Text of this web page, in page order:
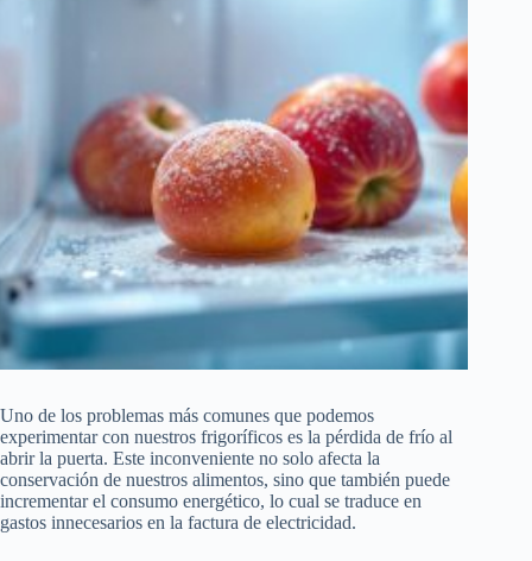
Uno de los problemas más comunes que podemos
experimentar con nuestros frigoríficos es la pérdida de frío al
abrir la puerta. Este inconveniente no solo afecta la
conservación de nuestros alimentos, sino que también puede
incrementar el consumo energético, lo cual se traduce en
gastos innecesarios en la factura de electricidad.